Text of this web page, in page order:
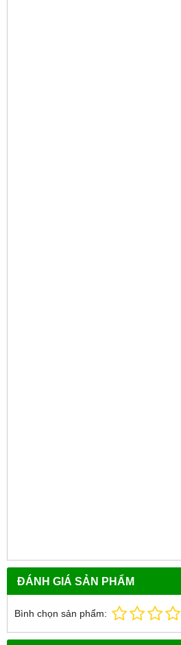
ĐÁNH GIÁ SẢN PHẨM
Bình chọn sản phẩm: